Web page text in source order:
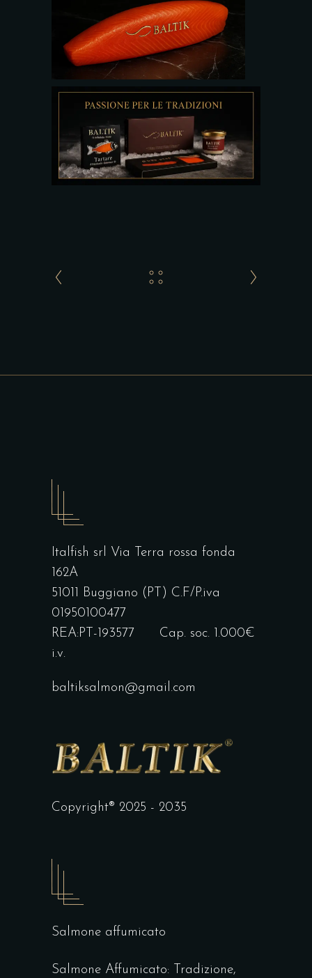
Italfish srl Via Terra rossa fonda
162A
51011 Buggiano (PT) C.F/P.iva
01950100477
REA:PT-193577 Cap. soc. 1.000€
i.v.
baltiksalmon@gmail.com
Copyright® 2025 - 2035
Salmone affumicato
Salmone Affumicato: Tradizione,